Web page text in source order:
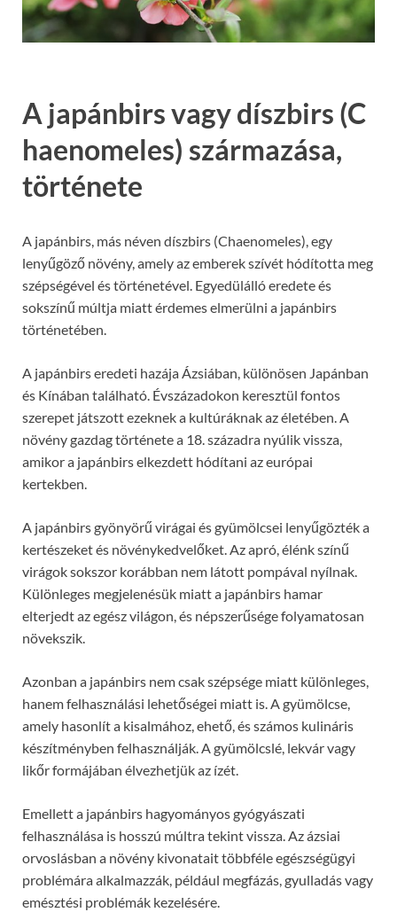
A japánbirs vagy díszbirs (C
haenomeles) származása,
története
A japánbirs, más néven díszbirs (Chaenomeles), egy
lenyűgöző növény, amely az emberek szívét hódította meg
szépségével és történetével. Egyedülálló eredete és
sokszínű múltja miatt érdemes elmerülni a japánbirs
történetében.
A japánbirs eredeti hazája Ázsiában, különösen Japánban
és Kínában található. Évszázadokon keresztül fontos
szerepet játszott ezeknek a kultúráknak az életében. A
növény gazdag története a 18. századra nyúlik vissza,
amikor a japánbirs elkezdett hódítani az európai
kertekben.
A japánbirs gyönyörű virágai és gyümölcsei lenyűgözték a
kertészeket és növénykedvelőket. Az apró, élénk színű
virágok sokszor korábban nem látott pompával nyílnak.
Különleges megjelenésük miatt a japánbirs hamar
elterjedt az egész világon, és népszerűsége folyamatosan
növekszik.
Azonban a japánbirs nem csak szépsége miatt különleges,
hanem felhasználási lehetőségei miatt is. A gyümölcse,
amely hasonlít a kisalmához, ehető, és számos kulináris
készítményben felhasználják. A gyümölcslé, lekvár vagy
likőr formájában élvezhetjük az ízét.
Emellett a japánbirs hagyományos gyógyászati
felhasználása is hosszú múltra tekint vissza. Az ázsiai
orvoslásban a növény kivonatait többféle egészségügyi
problémára alkalmazzák, például megfázás, gyulladás vagy
emésztési problémák kezelésére.